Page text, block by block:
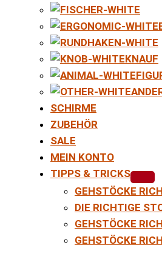
KNAUF
SCHIRME
ZUBEHÖR
SALE
MEIN KONTO
TIPPS & TRICKS
GEHSTÖCKE
DIE RICHTIGE
GEHSTÖCKE
GEHSTÖCKE